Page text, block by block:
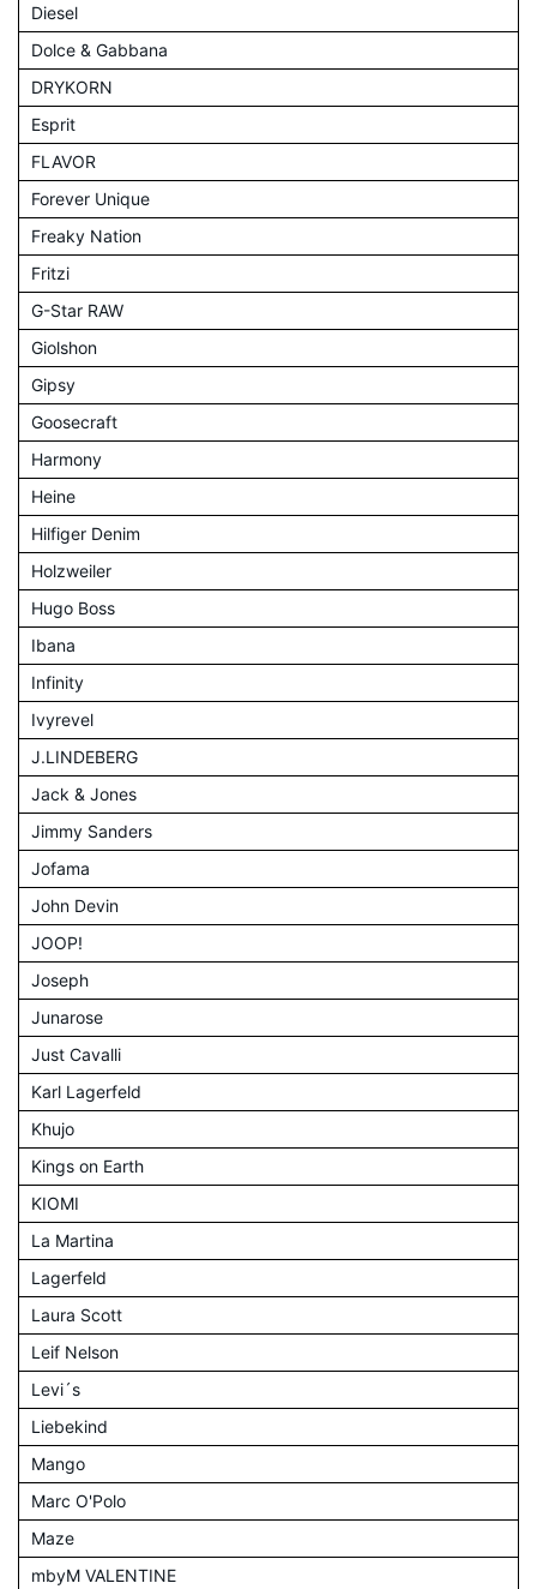
Diesel
Dolce & Gabbana
DRYKORN
Esprit
FLAVOR
Forever Unique
Freaky Nation
Fritzi
G-Star RAW
Giolshon
Gipsy
Goosecraft
Harmony
Heine
Hilfiger Denim
Holzweiler
Hugo Boss
Ibana
Infinity
Ivyrevel
J.LINDEBERG
Jack & Jones
Jimmy Sanders
Jofama
John Devin
JOOP!
Joseph
Junarose
Just Cavalli
Karl Lagerfeld
Khujo
Kings on Earth
KIOMI
La Martina
Lagerfeld
Laura Scott
Leif Nelson
Levi´s
Liebekind
Mango
Marc O'Polo
Maze
mbyM VALENTINE